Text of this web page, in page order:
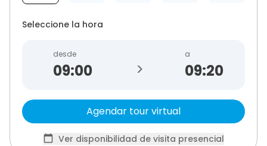
Seleccione la hora
desde
>
a
09:20
Agendar tour virtual
Ver disponibilidad de visita presencial